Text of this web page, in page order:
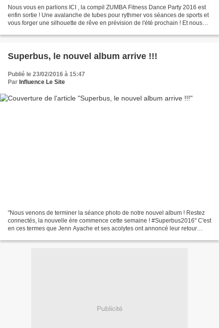
Nous vous en parlions ICI , la compil ZUMBA Fitness Dance Party 2016 est
enfin sortie ! Une avalanche de tubes pour rythmer vos séances de sports et
vous forger une silhouette de rêve en prévision de l'été prochain ! Et nous
Superbus, le nouvel album arrive !!!
Publié le 23/02/2016 à 15:47
Par Influence Le Site
"Nous venons de terminer la séance photo de notre nouvel album ! Restez
connectés, la nouvelle ère commence cette semaine ! #Superbus2016" C'est
en ces termes que Jenn Ayache et ses acolytes ont annoncé leur retour
Publicité